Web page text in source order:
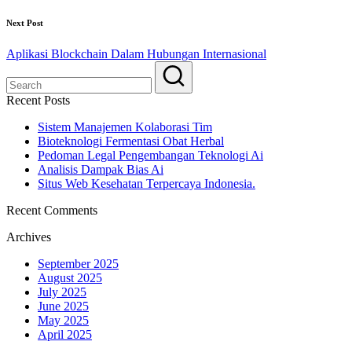
Next Post
Aplikasi Blockchain Dalam Hubungan Internasional
Recent Posts
Sistem Manajemen Kolaborasi Tim
Bioteknologi Fermentasi Obat Herbal
Pedoman Legal Pengembangan Teknologi Ai
Analisis Dampak Bias Ai
Situs Web Kesehatan Terpercaya Indonesia.
Recent Comments
Archives
September 2025
August 2025
July 2025
June 2025
May 2025
April 2025